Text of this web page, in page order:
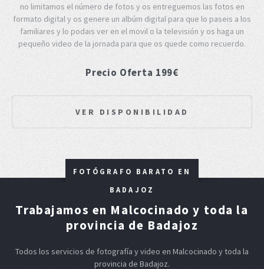
no limitamos el número de fotos y os entreguemos las fotos en
formato digital y os genere un albúm digital para que lo paseis a los
familiares y lo podais ver en el movil o la televisión y os haga un
pequeño video de la jornada para que os quede como recuerdo.
Precio Oferta 199€
VER DISPONIBILIDAD
FOTÓGRAFO BARATO EN
BADAJOZ
Trabajamos en Malcocinado y toda la
provincia de Badajoz
Todos los servicios de fotografía y video en Malcocinado y toda la
provincia de Badajoz.